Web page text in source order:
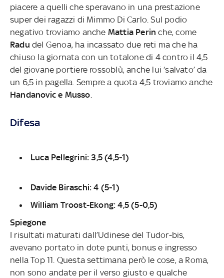
piacere a quelli che speravano in una prestazione
super dei ragazzi di Mimmo Di Carlo. Sul podio
negativo troviamo anche Mattia Perin che, come
Radu del Genoa, ha incassato due reti ma che ha
chiuso la giornata con un totalone di 4 contro il 4,5
del giovane portiere rossoblù, anche lui ‘salvato’ da
un 6,5 in pagella. Sempre a quota 4,5 troviamo anche
Handanovic e Musso
Difesa
Luca Pellegrini: 3,5 (4,5-1)
Davide Biraschi: 4 (5-1)
William Troost-Ekong: 4,5 (5-0,5)
Spiegone
I risultati maturati dall’Udinese del Tudor-bis,
avevano portato in dote punti, bonus e ingresso
nella Top 11. Questa settimana però le cose, a Roma,
non sono andate per il verso giusto e qualche